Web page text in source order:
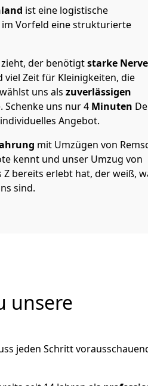
ist eine logistische
Vorfeld eine strukturierte
der benötigtstarke
Zeit für Kleinigkeiten, die
uns als zuverlässigen
Schenke uns nur4 Minuten
Angebot.
mit Umzügen von
kennt und unser Umzug von
Z bereits erlebt hat, der weiß,
sind.
unsere
jeden Schritt